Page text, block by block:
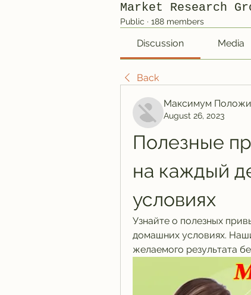
Market Research
Public · 188 members
Discussion Media
Back
Максимум
August 26, 2023
Полезные
на каждый
условиях
Узнайте о полезных
домашних условиях.
желаемого результата